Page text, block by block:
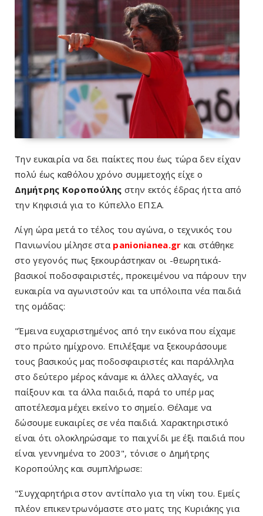
Την ευκαιρία να δει παίκτες που έως τώρα δεν είχαν
πολύ έως καθόλου χρόνο συμμετοχής είχε ο
Δημήτρης Κοροπούλης στην εκτός έδρας ήττα από
την Κηφισιά για το Κύπελλο ΕΠΣΑ.
Λίγη ώρα μετά το τέλος του αγώνα, ο τεχνικός του
Πανιωνίου μίλησε στα panionianea.gr και στάθηκε
στο γεγονός πως ξεκουράστηκαν οι -θεωρητικά-
βασικοί ποδοσφαιριστές, προκειμένου να πάρουν την
ευκαιρία να αγωνιστούν και τα υπόλοιπα νέα παιδιά
της ομάδας:
"Έμεινα ευχαριστημένος από την εικόνα που είχαμε
στο πρώτο ημίχρονο. Επιλέξαμε να ξεκουράσουμε
τους βασικούς μας ποδοσφαιριστές και παράλληλα
στο δεύτερο μέρος κάναμε κι άλλες αλλαγές, να
παίξουν και τα άλλα παιδιά, παρά το υπέρ μας
αποτέλεσμα μέχει εκείνο το σημείο. Θέλαμε να
δώσουμε ευκαιρίες σε νέα παιδιά. Χαρακτηριστικό
είναι ότι ολοκληρώσαμε το παιχνίδι με έξι παιδιά που
είναι γεννημένα το 2003", τόνισε ο Δημήτρης
Κοροπούλης και συμπλήρωσε:
"Συγχαρητήρια στον αντίπαλο για τη νίκη του. Εμείς
πλέον επικεντρωνόμαστε στο ματς της Κυριάκης για